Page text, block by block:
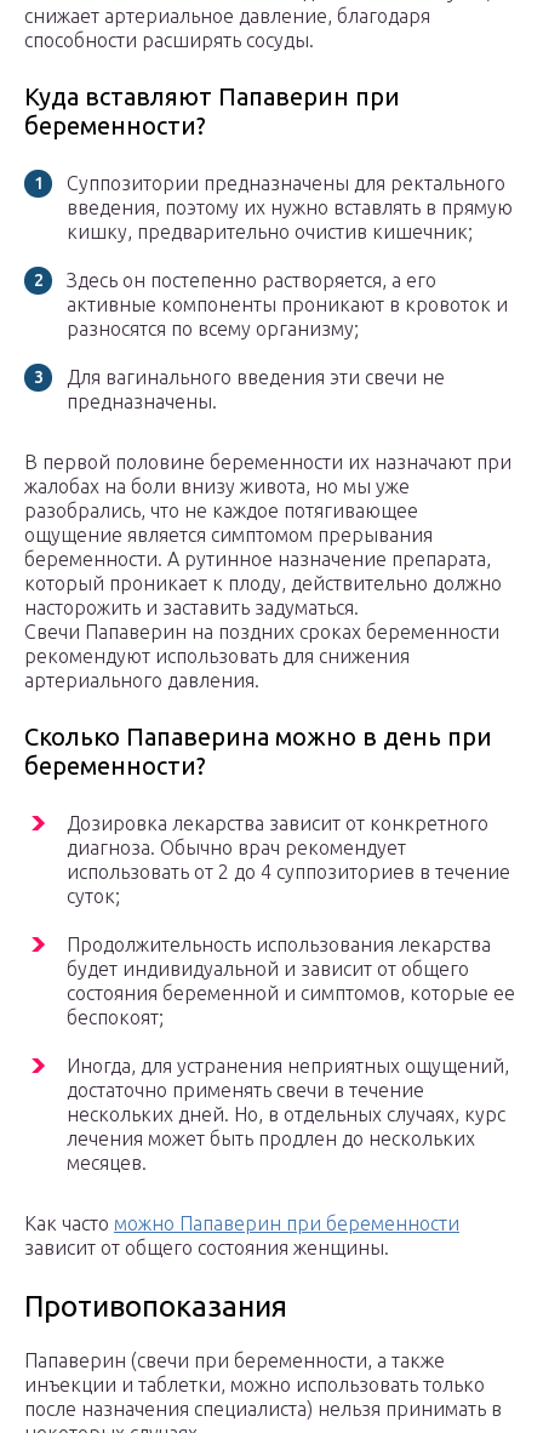
снижает артериальное давление, благодаря
способности расширять сосуды.
Куда вставляют Папаверин при
беременности?
Суппозитории предназначены для ректального
введения, поэтому их нужно вставлять в прямую
кишку, предварительно очистив кишечник;
Здесь он постепенно растворяется, а его
активные компоненты проникают в кровоток и
разносятся по всему организму;
Для вагинального введения эти свечи не
предназначены.
В первой половине беременности их назначают при
жалобах на боли внизу живота, но мы уже
разобрались, что не каждое потягивающее
ощущение является симптомом прерывания
беременности. А рутинное назначение препарата,
который проникает к плоду, действительно должно
насторожить и заставить задуматься.
Свечи Папаверин на поздних сроках беременности
рекомендуют использовать для снижения
артериального давления.
Сколько Папаверина можно в день при
беременности?
Дозировка лекарства зависит от конкретного
диагноза. Обычно врач рекомендует
использовать от 2 до 4 суппозиториев в течение
суток;
Продолжительность использования лекарства
будет индивидуальной и зависит от общего
состояния беременной и симптомов, которые ее
беспокоят;
Иногда, для устранения неприятных ощущений,
достаточно применять свечи в течение
нескольких дней. Но, в отдельных случаях, курс
лечения может быть продлен до нескольких
месяцев.
Как часто можно Папаверин при беременности
зависит от общего состояния женщины.
Противопоказания
Папаверин (свечи при беременности, а также
инъекции и таблетки, можно использовать только
после назначения специалиста) нельзя принимать в